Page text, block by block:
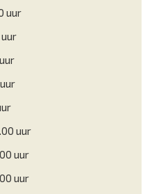
uur
uur
uur
uur